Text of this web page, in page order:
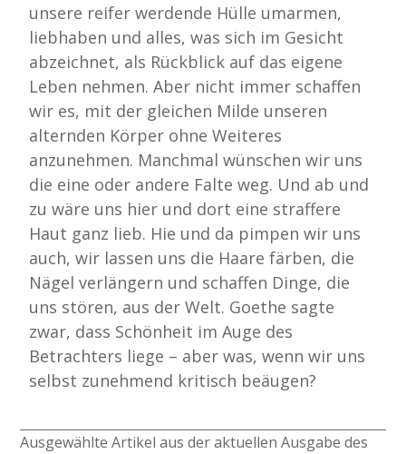
unsere reifer werdende Hülle umarmen,
liebhaben und alles, was sich im Gesicht
abzeichnet, als Rückblick auf das eigene
Leben nehmen. Aber nicht immer schaffen
wir es, mit der gleichen Milde unseren
alternden Körper ohne Weiteres
anzunehmen. Manchmal wünschen wir uns
die eine oder andere Falte weg. Und ab und
zu wäre uns hier und dort eine straffere
Haut ganz lieb. Hie und da pimpen wir uns
auch, wir lassen uns die Haare färben, die
Nägel verlängern und schaffen Dinge, die
uns stören, aus der Welt. Goethe sagte
zwar, dass Schönheit im Auge des
Betrachters liege – aber was, wenn wir uns
selbst zunehmend kritisch beäugen?
Ausgewählte Artikel aus der aktuellen Ausgabe des